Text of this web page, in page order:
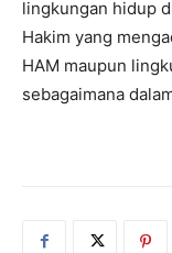
lingkungan hidup
Hakim yang
HAM maupun
sebagaimana